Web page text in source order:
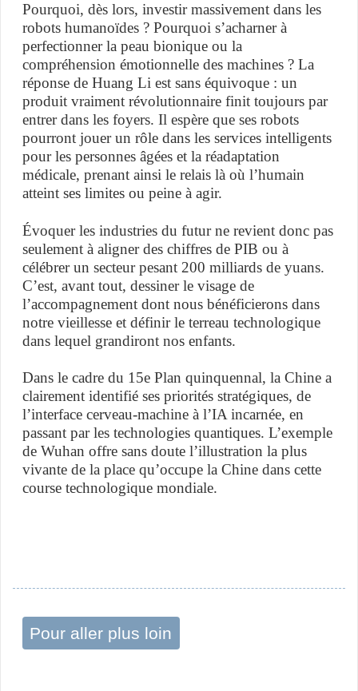
Pourquoi, dès lors, investir massivement dans les
robots humanoïdes ? Pourquoi s’acharner à
perfectionner la peau bionique ou la
compréhension émotionnelle des machines ? La
réponse de Huang Li est sans équivoque : un
produit vraiment révolutionnaire finit toujours par
entrer dans les foyers. Il espère que ses robots
pourront jouer un rôle dans les services intelligents
pour les personnes âgées et la réadaptation
médicale, prenant ainsi le relais là où l’humain
atteint ses limites ou peine à agir.
Évoquer les industries du futur ne revient donc pas
seulement à aligner des chiffres de PIB ou à
célébrer un secteur pesant 200 milliards de yuans.
C’est, avant tout, dessiner le visage de
l’accompagnement dont nous bénéficierons dans
notre vieillesse et définir le terreau technologique
dans lequel grandiront nos enfants.
Dans le cadre du 15e Plan quinquennal, la Chine a
clairement identifié ses priorités stratégiques, de
l’interface cerveau-machine à l’IA incarnée, en
passant par les technologies quantiques. L’exemple
de Wuhan offre sans doute l’illustration la plus
vivante de la place qu’occupe la Chine dans cette
course technologique mondiale.
Pour aller plus loin